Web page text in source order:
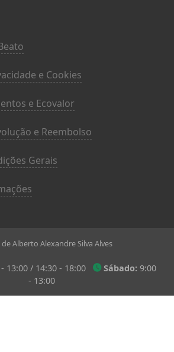
e Cookies
e Ecovalor
e Reembolso
Gerais
de Alberto Alexandre Silva Alves
13:00 / 14:30 - 18:00 Sábado: 9:00
- 13:00